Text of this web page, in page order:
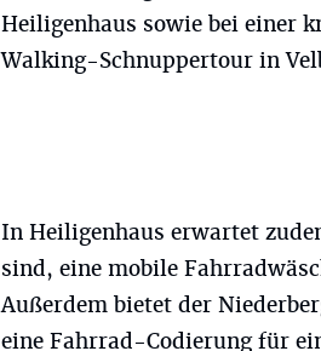
Heiligenhaus sowie bei einer
Walking-Schnuppertour in
In Heiligenhaus erwartet
sind, eine mobile
Außerdem bietet der
eine Fahrrad-Codierung für